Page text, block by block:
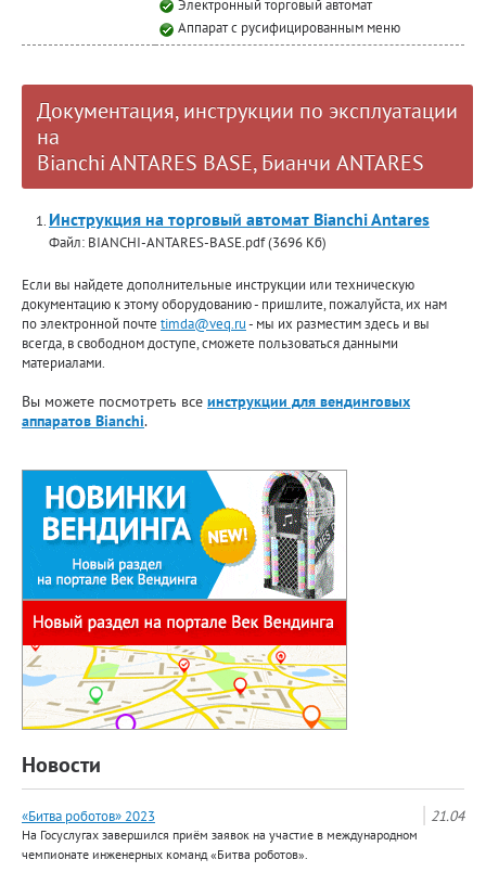
Электронный торговый автомат
Аппарат с русифицированным меню
Документация, инструкции по эксплуатации
на
Bianchi ANTARES BASE, Бианчи ANTARES
Инструкция на торговый автомат Bianchi Antares
Файл: BIANCHI-ANTARES-BASE.pdf (3696 Кб)
Если вы найдете дополнительные инструкции или техническую
документацию к этому оборудованию - пришлите, пожалуйста, их нам
по электронной почте timda@veq.ru- мы их разместим здесь и вы
всегда, в свободном доступе, сможете пользоваться данными
материалами.
Вы можете посмотреть все инструкции для вендинговых
аппаратов Bianchi.
Новости
21.04
«Битва роботов» 2023
На Госуслугах завершился приём заявок на участие в международном
чемпионате инженерных команд «Битва роботов».